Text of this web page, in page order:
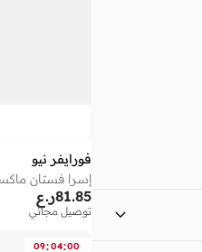
فورايفر نيو
إسرا فستان
ر.ع81.85
توصيل مجاني
09:04:00